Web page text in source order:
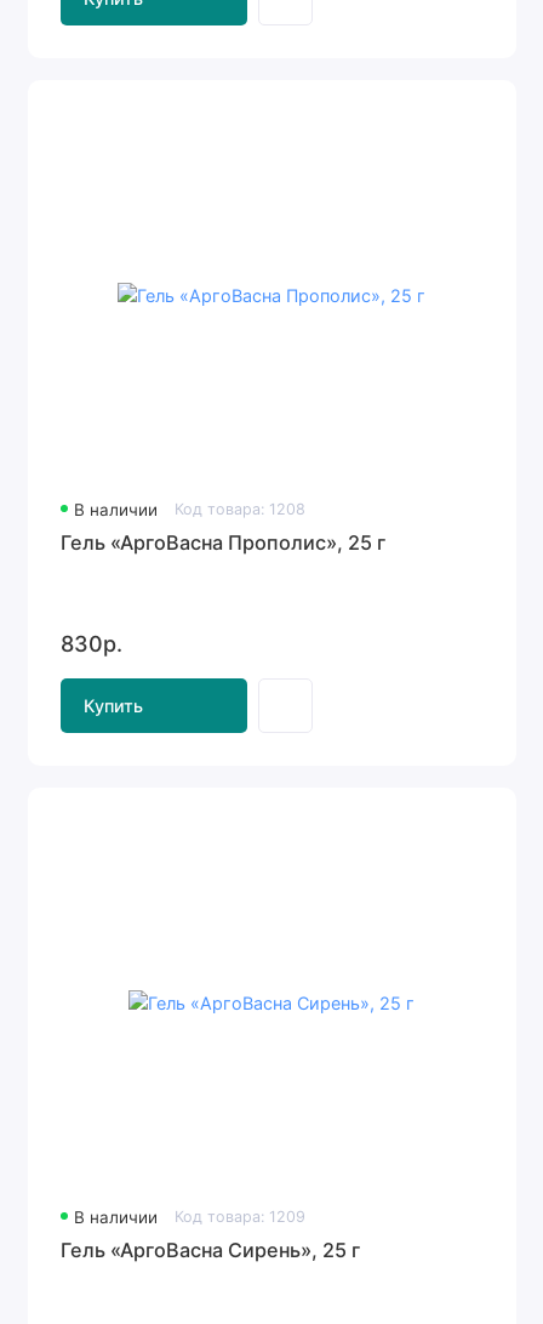
В наличии Код товара: 1208
Гель «АргоВасна Прополис», 25 г
830р.
Купить
В наличии Код товара: 1209
Гель «АргоВасна Сирень», 25 г